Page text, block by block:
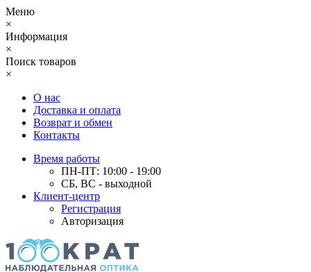
Меню
×
Информация
×
Поиск товаров
×
О нас
Доставка и оплата
Возврат и обмен
Контакты
Время работы
ПН-ПТ: 10:00 - 19:00
СБ, ВС - выходной
Клиент-центр
Регистрация
Авторизация